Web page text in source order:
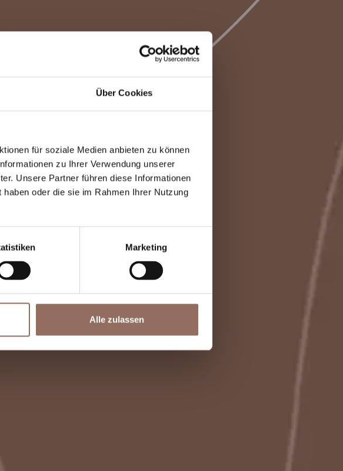
Über Cookies
für soziale Medien anbieten zu können
zu Ihrer Verwendung unserer
Unsere Partner führen diese Informationen
oder die sie im Rahmen Ihrer Nutzung
Marketing
Alle zulassen